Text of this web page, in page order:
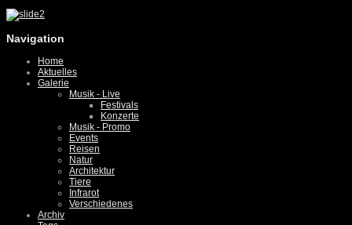
Navigation
Home
Aktuelles
Galerie
Musik - Live
Festivals
Konzerte
Musik - Promo
Events
Reisen
Natur
Architektur
Tiere
Infrarot
Verschiedenes
Archiv